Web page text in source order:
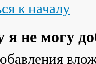
к началу
я не могу